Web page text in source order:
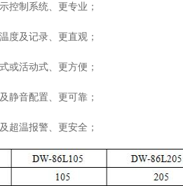
控制系统、更专业；
度及记录、更直观；
或活动式、更方便；
静音配置、更可靠；
超温报警、更安全；